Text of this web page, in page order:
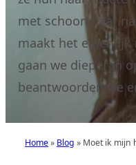
met schoon haar
maakt het eigenlijk
gaan we dieper in
beantwoorden we
Home» Blog » Moet ik mijn